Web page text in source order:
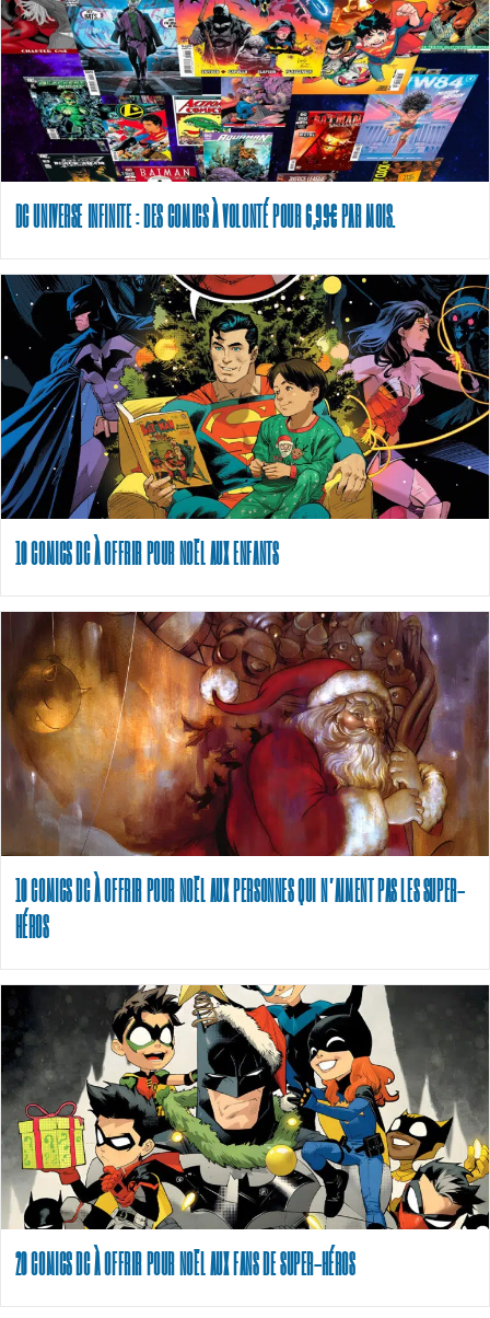
DC UNIVERSE INFINITE : DES COMICS À VOLONTÉ POUR 6,99€ PAR MOIS.
10 COMICS DC À OFFRIR POUR NOËL AUX ENFANTS
10 COMICS DC À OFFRIR POUR NOËL AUX PERSONNES QUI N’AIMENT PAS LES SUPER-
HÉROS
20 COMICS DC À OFFRIR POUR NOËL AUX FANS DE SUPER-HÉROS